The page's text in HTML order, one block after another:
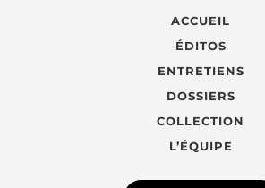
ACCUEIL
ÉDITOS
ENTRETIENS
DOSSIERS
COLLECTION
L’ÉQUIPE